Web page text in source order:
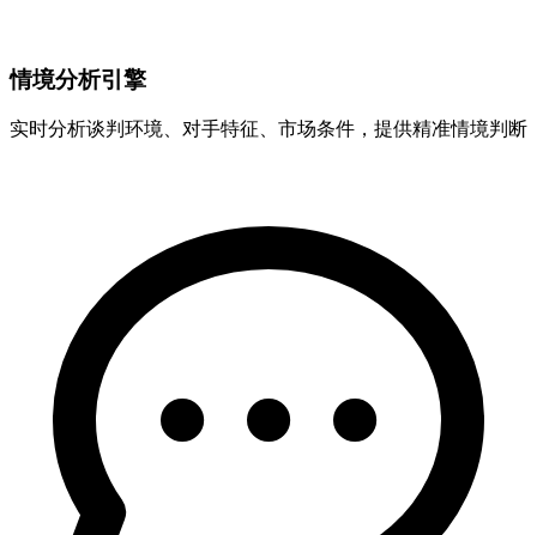
情境分析引擎
实时分析谈判环境、对手特征、市场条件，提供精准情境判断